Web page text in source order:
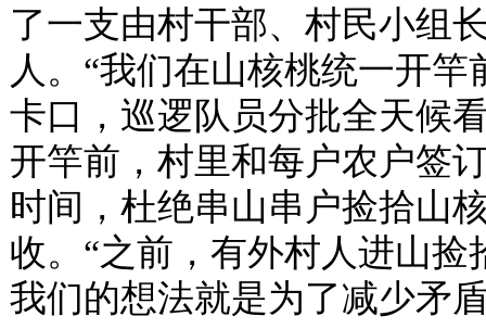
了一支由村干部、村民小组
人。“我们在山核桃统一开
卡口，巡逻队员分批全天候
开竿前，村里和每户农户签
时间，杜绝串山串户捡拾山
收。“之前，有外村人进山
我们的想法就是为了减少矛